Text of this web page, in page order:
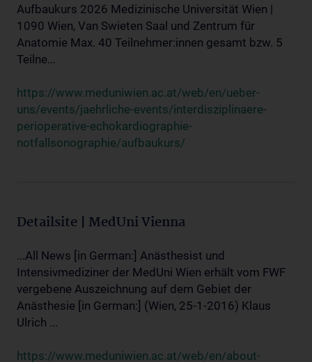
Aufbaukurs 2026 Medizinische Universität Wien |
1090 Wien, Van Swieten Saal und Zentrum für
Anatomie Max. 40 Teilnehmer:innen gesamt bzw. 5
Teilne...
https://www.meduniwien.ac.at/web/en/ueber-
uns/events/jaehrliche-events/interdisziplinaere-
perioperative-echokardiographie-
notfallsonographie/aufbaukurs/
Detailsite | MedUni Vienna
...All News [in German:] Anästhesist und
Intensivmediziner der MedUni Wien erhält vom FWF
vergebene Auszeichnung auf dem Gebiet der
Anästhesie [in German:] (Wien, 25-1-2016) Klaus
Ulrich ...
https://www.meduniwien.ac.at/web/en/about-